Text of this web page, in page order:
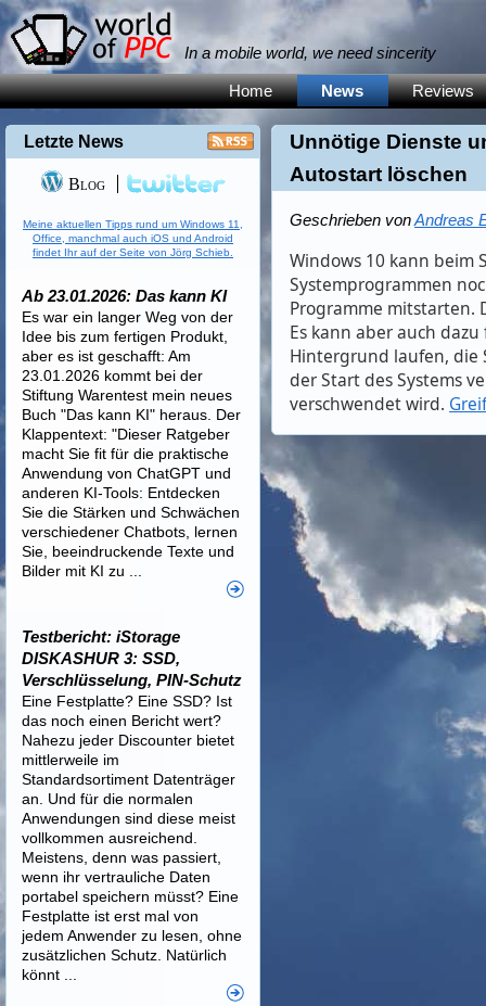
In a mobile world, we need sincerity
Home News Reviews
Unnötige Dienste
Autostart löschen
Geschrieben vonAndreas
Windows 10 kann beim
Systemprogrammen
Programme mitstarten.
Es kann aber auch
Hintergrund laufen, die
der Start des Systems
verschwendet wird.
Letzte News
Blog
Meine aktuellen Tipps rund um Windows 11,
Office, manchmal auch iOS und Android
findet Ihr auf der Seite von Jörg Schieb.
Ab 23.01.2026: Das kann KI
Es war ein langer Weg von der
Idee bis zum fertigen Produkt,
aber es ist geschafft: Am
23.01.2026 kommt bei der
Stiftung Warentest mein neues
Buch "Das kann KI" heraus. Der
Klappentext: "Dieser Ratgeber
macht Sie fit für die praktische
Anwendung von ChatGPT und
anderen KI-Tools: Entdecken
Sie die Stärken und Schwächen
verschiedener Chatbots, lernen
Sie, beeindruckende Texte und
Bilder mit KI zu ...
Testbericht: iStorage
DISKASHUR 3: SSD,
Verschlüsselung, PIN-Schutz
Eine Festplatte? Eine SSD? Ist
das noch einen Bericht wert?
Nahezu jeder Discounter bietet
mittlerweile im
Standardsortiment Datenträger
an. Und für die normalen
Anwendungen sind diese meist
vollkommen ausreichend.
Meistens, denn was passiert,
wenn ihr vertrauliche Daten
portabel speichern müsst? Eine
Festplatte ist erst mal von
jedem Anwender zu lesen, ohne
zusätzlichen Schutz. Natürlich
könnt ...